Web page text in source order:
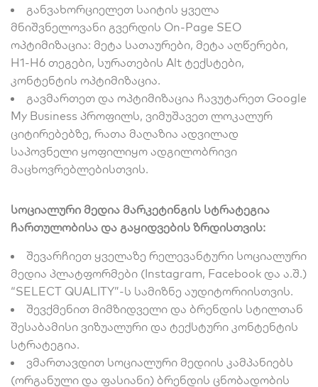
განვახორციელეთ საიტის ყველა
მნიშვნელოვანი გვერდის On-Page SEO
ოპტიმიზაცია: მეტა სათაურები, მეტა აღწერები,
H1-H6 თეგები, სურათების Alt ტექსტები,
კონტენტის ოპტიმიზაცია.
გავმართეთ და ოპტიმიზაცია ჩავუტარეთ Google
My Business პროფილს, ვიმუშავეთ ლოკალურ
ციტირებებზე, რათა მაღაზია ადვილად
საპოვნელი ყოფილიყო ადგილობრივი
მაცხოვრებლებისთვის.
სოციალური მედია მარკეტინგის სტრატეგია
ჩართულობისა და გაყიდვების ზრდისთვის:
შევარჩიეთ ყველაზე რელევანტური სოციალური
მედია პლატფორმები (Instagram, Facebook და ა.შ.)
“SELECT QUALITY”-ს სამიზნე აუდიტორიისთვის.
შევქმენით მიმზიდველი და ბრენდის სტილთან
შესაბამისი ვიზუალური და ტექსტური კონტენტის
სტრატეგია.
ვმართავდით სოციალური მედიის კამპანიებს
(ორგანული და ფასიანი) ბრენდის ცნობადობის